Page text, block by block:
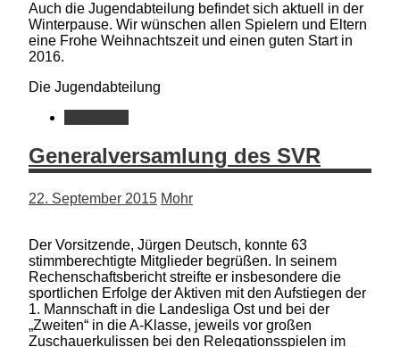
Auch die Jugendabteilung befindet sich aktuell in der
Winterpause. Wir wünschen allen Spielern und Eltern
eine Frohe Weihnachtszeit und einen guten Start in
2016.
Die Jugendabteilung
Generalversamlung des SVR
22. September 2015 Mohr
Der Vorsitzende, Jürgen Deutsch, konnte 63
stimmberechtigte Mitglieder begrüßen. In seinem
Rechenschaftsbericht streifte er insbesondere die
sportlichen Erfolge der Aktiven mit den Aufstiegen der
1. Mannschaft in die Landesliga Ost und bei der
„Zweiten“ in die A-Klasse, jeweils vor großen
Zuschauerkulissen bei den Relegationsspielen im